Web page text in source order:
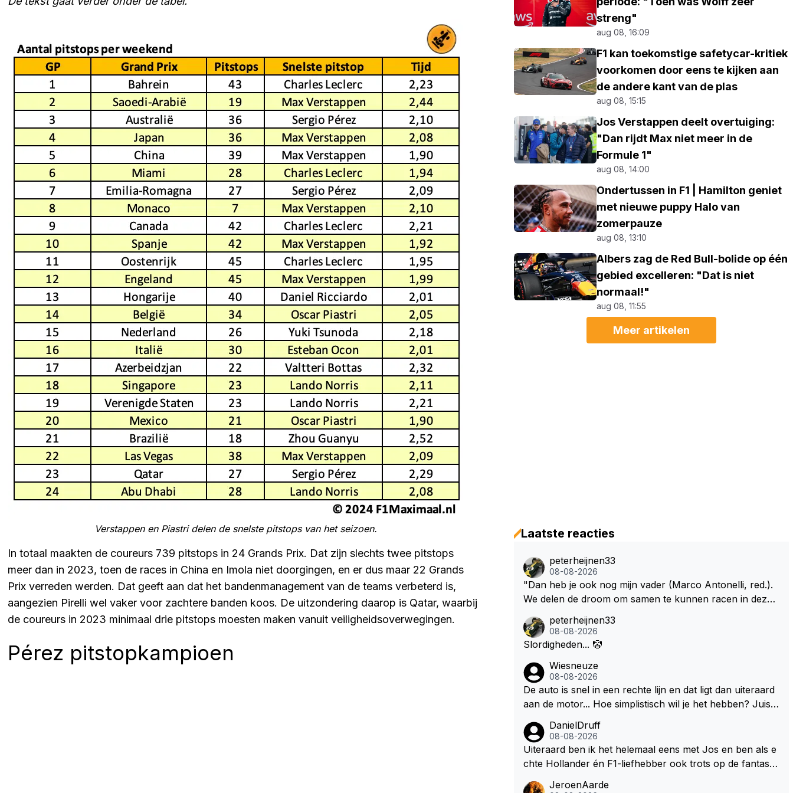
Verstappen en Piastri delen de snelste pitstops van het seizoen.
In totaal maakten de coureurs 739 pitstops in 24 Grands Prix. Dat zijn slechts twee pitstops
meer dan in 2023, toen de races in China en Imola niet doorgingen, en er dus maar 22 Grands
Prix verreden werden. Dat geeft aan dat het bandenmanagement van de teams verbeterd is,
aangezien Pirelli wel vaker voor zachtere banden koos. De uitzondering daarop is Qatar, waarbij
de coureurs in 2023 minimaal drie pitstops moesten maken vanuit veiligheidsoverwegingen.
Pérez pitstopkampioen
streng"
aug 08, 16:09
F1 kan toekomstige safetycar-kritiek
voorkomen door eens te kijken aan
de andere kant van de plas
aug 08, 15:15
Jos Verstappen deelt overtuiging:
"Dan rijdt Max niet meer in de
Formule 1"
aug 08, 14:00
Ondertussen in F1 | Hamilton geniet
met nieuwe puppy Halo van
zomerpauze
aug 08, 13:10
Albers zag de Red Bull-bolide op één
gebied excelleren: "Dat is niet
normaal!"
aug 08, 11:55
Meer artikelen
Laatste reacties
peterheijnen33
08-08-2026
"Dan heb je ook nog mijn vader (Marco Antonelli, red.).
We delen de droom om samen te kunnen racen in dezelf
m met Kimi en Marco én Max én Jos? ;)
peterheijnen33
08-08-2026
Slordigheden... 🤡
Wiesneuze
08-08-2026
De auto is snel in een rechte lijn en dat ligt dan uiteraard
aan de motor... Hoe simplistisch wil je het hebben? Juist i
nd belangrijk. Heeft Red Bull bochtgrip opgegeven voor t
opsnelheid? Dat is iets wat vaker gebeurd is, zeker met V
erstappen aan bet stuur.
DanielDruff
08-08-2026
Uiteraard ben ik het helemaal eens met Jos en ben als e
chte Hollander én F1-liefhebber ook trots op de fantastis
JeroenAarde